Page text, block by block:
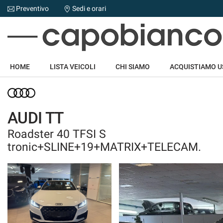
LISTA VEICOLI
ACQUISTIAMO USATO
ASSISTENZA
DICONO DI NOI
Preventivo Sedi e orari
HOME LISTA VEICOLI CHI SIAMO ACQUISTIAMO
AUDI TT
Roadster 40 TFSI S
tronic+SLINE+19+MATRIX+TELECAM.
Le
preferenze
Il
seguente
pannello
consente
esprimere
le
preferenze
di
consenso
alle
tecnologie
di